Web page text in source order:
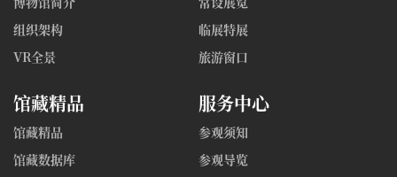
组织架构
VR全景
临展特展
旅游窗口
馆藏精品
馆藏精品
馆藏数据库
服务中心
参观须知
参观导览